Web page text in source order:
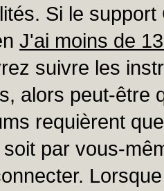
Si le
J'ai moins de
suivre les
alors peut-être
requièrent
par vous-